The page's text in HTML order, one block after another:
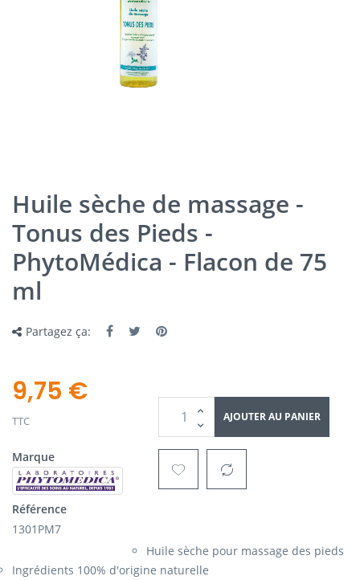
Huile sèche de massage -
Tonus des Pieds -
PhytoMédica - Flacon de 75
ml
Partagez ça:
9,75 €
TTC
Marque
Référence
1301PM7
AJOUTER AU PANIER
Huile sèche pour massage des pieds
Ingrédients 100% d'origine naturelle